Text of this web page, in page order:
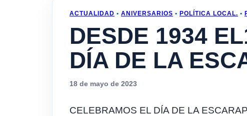
ACTUALIDAD • ANIVERSARIOS • POLÍTICA LOCAL. •
DESDE 1934
DÍA DE LA
18 de mayo de 2023
CELEBRAMOS EL DÍA DE LA